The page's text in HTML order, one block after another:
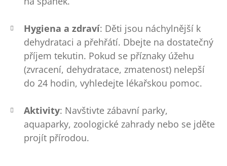
Hygiena a zdraví: Děti jsou náchylnější k
dehydrataci a přehřátí. Dbejte na dostatečný
příjem tekutin. Pokud se příznaky úžehu
(zvracení, dehydratace, zmatenost) nelepší
do 24 hodin, vyhledejte lékařskou pomoc.
Aktivity: Navštivte zábavní parky,
aquaparky, zoologické zahrady nebo se jděte
projít přírodou.